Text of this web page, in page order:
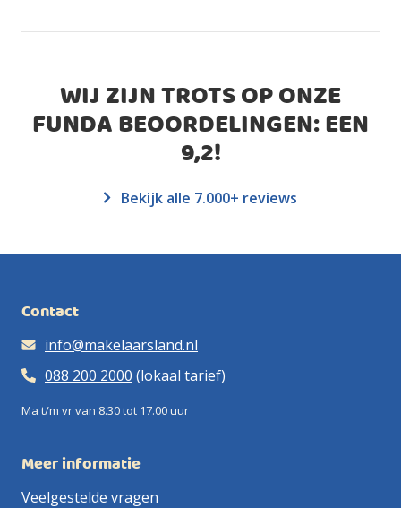
WIJ ZIJN TROTS OP ONZE
FUNDA BEOORDELINGEN: EEN
9,2!
Bekijk alle 7.000+ reviews
Contact
info@makelaarsland.nl
088 200 2000 (lokaal tarief)
Ma t/m vr van 8.30 tot 17.00 uur
Meer informatie
Veelgestelde vragen